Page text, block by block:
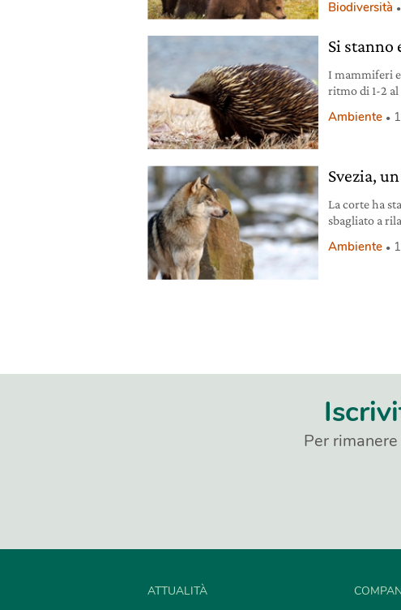
Biodiversità
Si
I mammiferi
ritmo di 1-2 al
Ambiente
Svezia,
La corte ha
sbagliato a
Ambiente
Per
ATTUALITÀ